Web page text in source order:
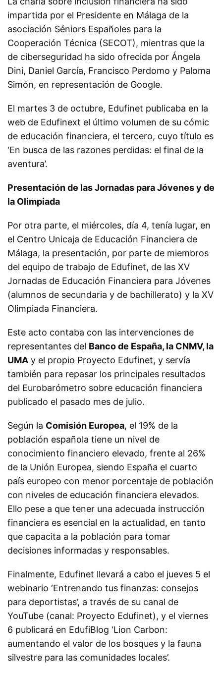
impartida por el Presidente en Málaga de la
asociación Séniors Españoles para la
Cooperación Técnica (SECOT), mientras que la
de ciberseguridad ha sido ofrecida por Ángela
Dini, Daniel García, Francisco Perdomo y Paloma
Simón, en representación de Google.
El martes 3 de octubre, Edufinet publicaba en la
web de Edufinext el último volumen de su cómic
de educación financiera, el tercero, cuyo título es
‘En busca de las razones perdidas: el final de la
aventura’.
Presentación de las Jornadas para Jóvenes y de
la Olimpiada
Por otra parte, el miércoles, día 4, tenía lugar, en
el Centro Unicaja de Educación Financiera de
Málaga, la presentación, por parte de miembros
del equipo de trabajo de Edufinet, de las XV
Jornadas de Educación Financiera para Jóvenes
(alumnos de secundaria y de bachillerato) y la XV
Olimpiada Financiera.
Este acto contaba con las intervenciones de
representantes del Banco de España, la CNMV, la
UMA y el propio Proyecto Edufinet, y servía
también para repasar los principales resultados
del Eurobarómetro sobre educación financiera
publicado el pasado mes de julio.
Según la Comisión Europea, el 19% de la
población española tiene un nivel de
conocimiento financiero elevado, frente al 26%
de la Unión Europea, siendo España el cuarto
país europeo con menor porcentaje de población
con niveles de educación financiera elevados.
Ello pese a que tener una adecuada instrucción
financiera es esencial en la actualidad, en tanto
que capacita a la población para tomar
decisiones informadas y responsables.
Finalmente, Edufinet llevará a cabo el jueves 5 el
webinario ‘Entrenando tus finanzas: consejos
para deportistas’, a través de su canal de
YouTube (canal: Proyecto Edufinet), y el viernes
6 publicará en EdufiBlog ‘Lion Carbon:
aumentando el valor de los bosques y la fauna
silvestre para las comunidades locales’.